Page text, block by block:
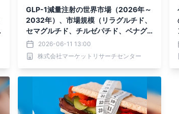
GLP-1減量注射の世界市場（2026年～
2032年）、市場規模（リラグルチド、
セマグルチド、チルゼパチド、ベナグ
ルチド）・分析レポートを発表
2026-06-11 13:00
株式会社マーケットリサーチセンター